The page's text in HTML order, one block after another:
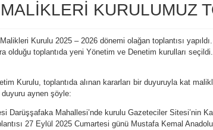
KURULUMUZ
Kurulu 2025 – 2026 dönemi olağan toplantısı
olduğu toplantıda yeni Yönetim ve Denetim kurulları
Kurulu, toplantıda alınan kararları bir duyuruyla kat
aynen şöyle:
Darüşşafaka Mahallesi’nde kurulu Gazeteciler Sitesi’nin
27 Eylül 2025 Cumartesi günü Mustafa Kemal Anadolu